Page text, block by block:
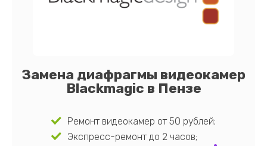
Замена диафрагмы видеокамер
Blackmagic в Пензе
Ремонт видеокамер от 50 рублей;
Экспресс-ремонт до 2 часов;